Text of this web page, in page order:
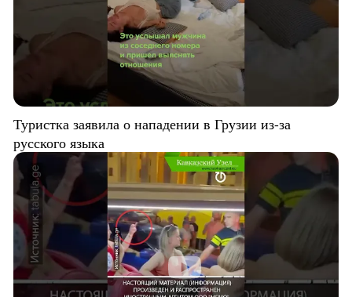
Туристка заявила о нападении в Грузии из-за
русского языка